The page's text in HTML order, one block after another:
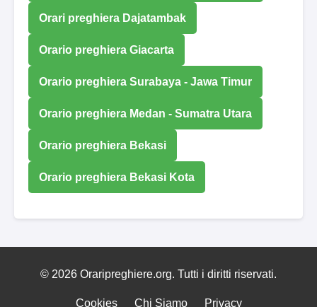
Orari preghiera Dajatambak
Orario preghiera Giacarta
Orario preghiera Surabaya - Jawa Timur
Orario preghiera Medan - Sumatra Utara
Orario preghiera Bekasi
Orario preghiera Bekasi Kota
© 2026 Oraripreghiere.org. Tutti i diritti riservati.
Cookies Chi Siamo Privacy